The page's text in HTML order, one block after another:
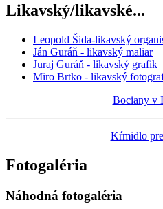
Likavský/likavské...
Leopold Šida-likavský
Ján Guráň - likavský maliar
Juraj Guráň - likavský grafik
Miro Brtko - likavský
Bociany v
Kŕmidlo
Fotogaléria
Náhodná fotogaléria